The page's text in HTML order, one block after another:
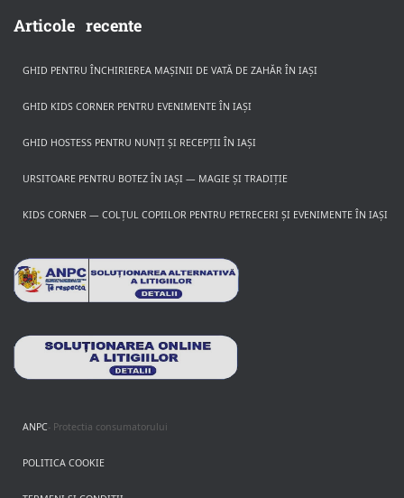
Articole recente
GHID PENTRU ÎNCHIRIEREA MAȘINII DE VATĂ DE ZAHĂR ÎN IAȘI
GHID KIDS CORNER PENTRU EVENIMENTE ÎN IAȘI
GHID HOSTESS PENTRU NUNȚI ȘI RECEPȚII ÎN IAȘI
URSITOARE PENTRU BOTEZ ÎN IAȘI — MAGIE ȘI TRADIȚIE
KIDS CORNER — COLȚUL COPIILOR PENTRU PETRECERI ȘI EVENIMENTE ÎN IAȘI
ANPC- Protectia consumatorului
POLITICA COOKIE